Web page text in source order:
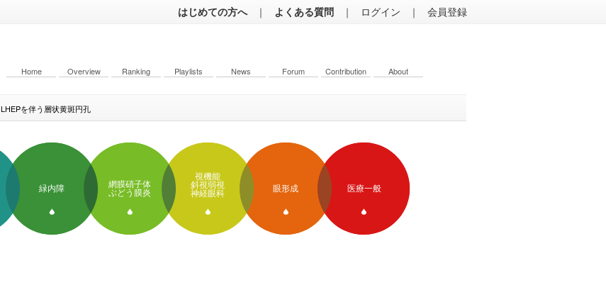
はじめての方へ ｜ よくある質問 ｜ ログイン ｜ 会員登録
Home Overview Ranking Playlists News Forum Contribution About
LHEPを伴う層状黄斑円孔
緑内障
網膜硝子体
ぶどう膜炎
視機能
斜視弱視
神経眼科
眼形成 医療一般